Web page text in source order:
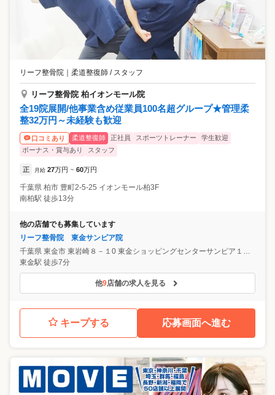
リーフ整骨院 ｜ 柔道整復師 / スタッフ
リーフ整骨院 柏イオンモール院
全19院展開/他事業含め従業員100名超グループ★管理柔
整32万円～未経験も歓迎
口コミあり 柔道整復師 正社員 スポーツトレーナー
学生歓迎
ボーナス・賞与あり
スタッフ
正 月給 27万円 ~ 60万円
千葉県 柏市 豊町2-5-25 イオンモール柏3F
南柏駅 徒歩13分
他の店舗でも募集しています
リーフ整骨院 東金サンピア院
千葉県 東金市 東岩崎８－１0 東金ショッピングセンターサンピア１階レストラン街
東金駅 徒歩7分
他9店舗の求人を見る
キープする 応募画面へ進む